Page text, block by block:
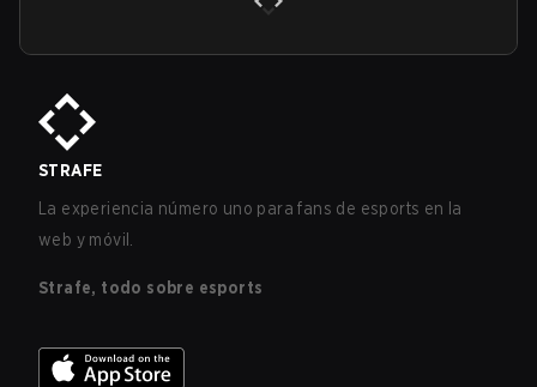
STRAFE
La experiencia número uno para fans de esports en la
web y móvil.
Strafe, todo sobre esports